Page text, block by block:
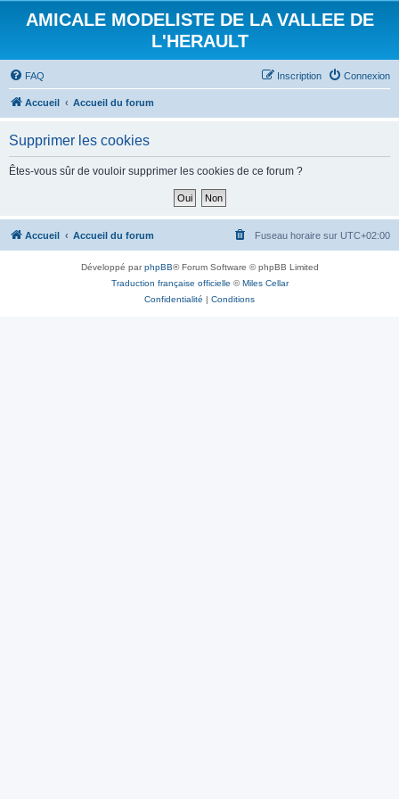
AMICALE MODELISTE DE LA VALLEE DE
L'HERAULT
FAQ Connexion
Inscription
Accueil Accueil du forum
Supprimer les cookies
Êtes-vous sûr de vouloir supprimer les cookies de ce forum ?
Accueil Accueil du forum Fuseau horaire sur UTC+02:00
Développé parphpBB® Forum Software © phpBB Limited
Traduction française officielle ©Miles Cellar
Confidentialité | Conditions